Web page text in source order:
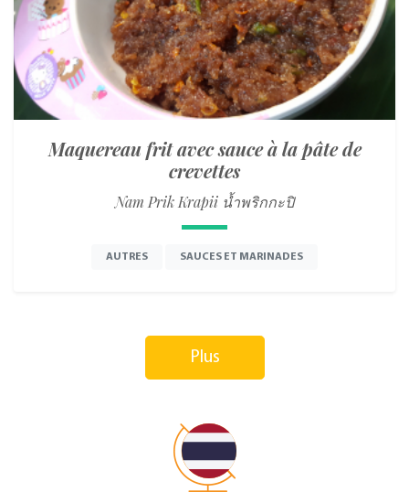
Maquereau frit avec sauce à la pâte de
crevettes
Nam Prik Krapii น้ำพริกกะปิ
AUTRES SAUCES ET MARINADES
Plus